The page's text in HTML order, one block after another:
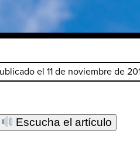
el 11 de noviembre de
Escucha el artículo